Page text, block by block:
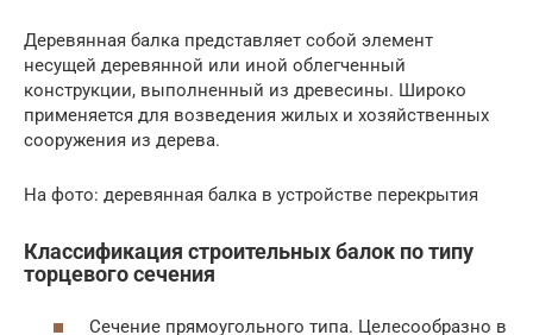
Деревянная балка представляет собой элемент
несущей деревянной или иной облегченный
конструкции, выполненный из древесины. Широко
применяется для возведения жилых и хозяйственных
сооружения из дерева.
На фото: деревянная балка в устройстве перекрытия
Классификация строительных балок по типу
торцевого сечения
Сечение прямоугольного типа. Целесообразно в